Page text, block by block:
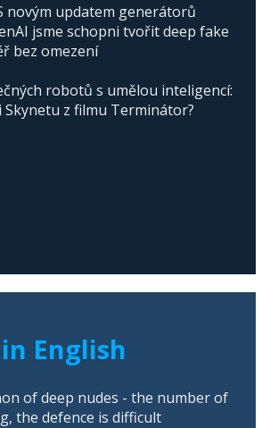
novým updatem generátorů
jsme schopni tvořit deep fake
bez omezení
robotů s umělou inteligencí:
Skynetu z filmu Terminátor?
English
of deep nudes - the number of
the defence is difficult